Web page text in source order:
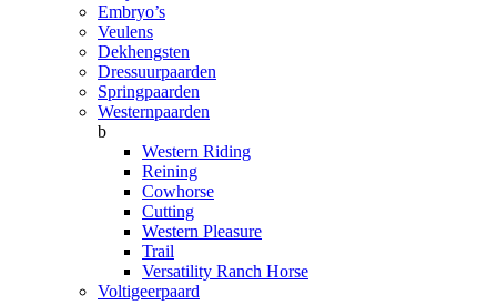
Embryo’s
Veulens
Dekhengsten
Dressuurpaarden
Springpaarden
Westernpaarden
b
Western Riding
Reining
Cowhorse
Cutting
Western Pleasure
Trail
Versatility Ranch Horse
Voltigeerpaard